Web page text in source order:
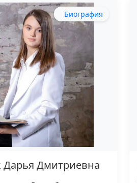
Биография
Дмитриевна